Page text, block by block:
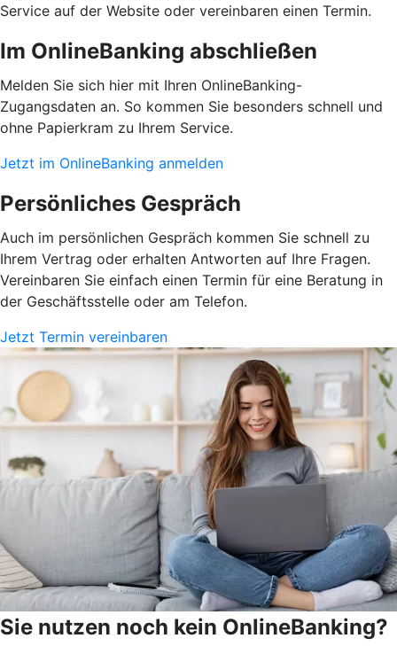
Service auf der Website oder vereinbaren einen Termin.
Im OnlineBanking abschließen
Melden Sie sich hier mit Ihren OnlineBanking-
Zugangsdaten an. So kommen Sie besonders schnell und
ohne Papierkram zu Ihrem Service.
Jetzt im OnlineBanking anmelden
Persönliches Gespräch
Auch im persönlichen Gespräch kommen Sie schnell zu
Ihrem Vertrag oder erhalten Antworten auf Ihre Fragen.
Vereinbaren Sie einfach einen Termin für eine Beratung in
der Geschäftsstelle oder am Telefon.
Jetzt Termin vereinbaren
Sie nutzen noch kein OnlineBanking?